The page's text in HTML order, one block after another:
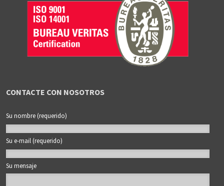
CONTACTE CON NOSOTROS
Su nombre (requerido)
Su e-mail (requerido)
Su mensaje